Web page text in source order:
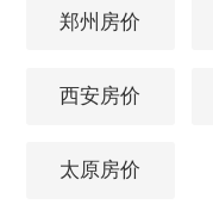
郑州房价
西安房价
太原房价